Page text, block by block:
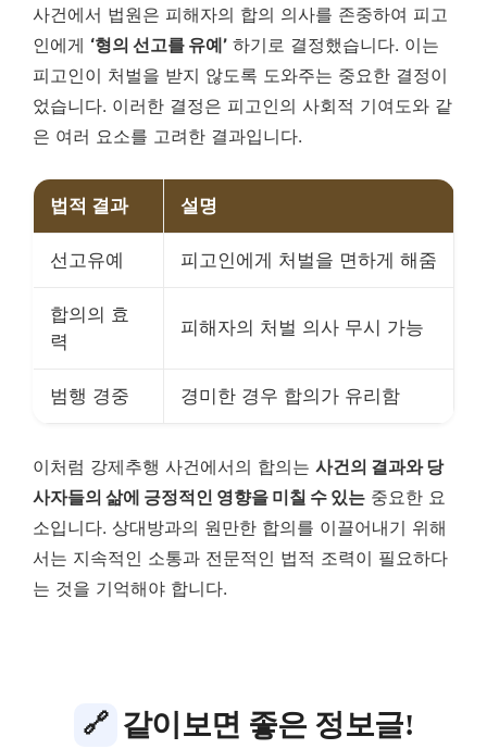
사건에서 법원은 피해자의 합의 의사를 존중하여 피고
인에게 ‘형의 선고를 유예’ 하기로 결정했습니다. 이는
피고인이 처벌을 받지 않도록 도와주는 중요한 결정이
었습니다. 이러한 결정은 피고인의 사회적 기여도와 같
은 여러 요소를 고려한 결과입니다.
법적 결과 설명
선고유예 피고인에게 처벌을 면하게 해줌
합의의 효
력
피해자의 처벌 의사 무시 가능
범행 경중 경미한 경우 합의가 유리함
이처럼 강제추행 사건에서의 합의는 사건의 결과와 당
사자들의 삶에 긍정적인 영향을 미칠 수 있는 중요한 요
소입니다. 상대방과의 원만한 합의를 이끌어내기 위해
서는 지속적인 소통과 전문적인 법적 조력이 필요하다
는 것을 기억해야 합니다.
🔗 같이보면 좋은 정보글!